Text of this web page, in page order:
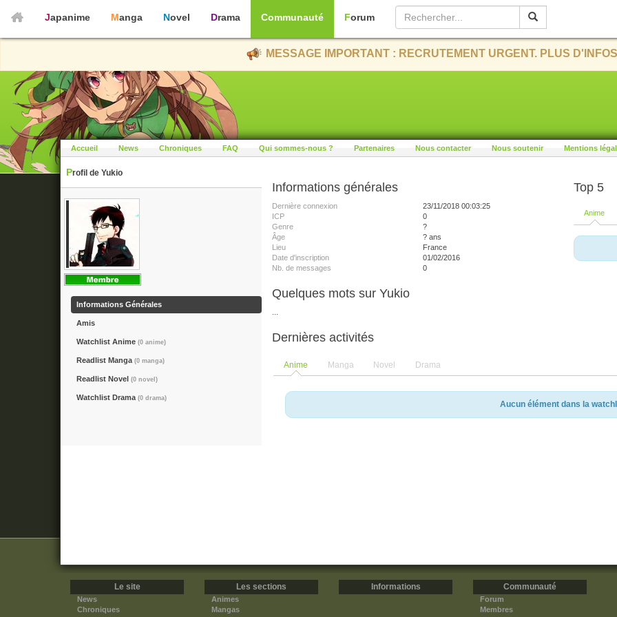
Japanime Manga Novel Drama Communauté Forum
MESSAGE IMPORTANT : RECRUTEMENT URGENT. PLUS
Accueil News Chroniques FAQ Qui sommes-nous ? Partenaires Nous contacter Nous soutenir Mentions
Profil de Yukio
Informations Générales
Amis
Watchlist Anime (0 anime)
Readlist Manga (0 manga)
Readlist Novel (0 novel)
Watchlist Drama (0 drama)
Informations générales
Dernière connexion
23/11/2018 00:03:25
ICP
0
Genre
?
Âge
? ans
Lieu
France
Date d'inscription
01/02/2016
Nb. de messages
0
Top 5
Anime
Quelques mots sur Yukio
Dernières activités
Anime Manga Novel Drama
Aucun élément dans la
Le site
News
Chroniques
Les sections
Animes
Mangas
Informations Communauté
Forum
Membres